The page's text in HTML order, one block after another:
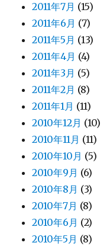
2011年7月 (15)
2011年6月 (7)
2011年5月 (13)
2011年4月 (4)
2011年3月 (5)
2011年2月 (8)
2011年1月 (11)
2010年12月 (10)
2010年11月 (11)
2010年10月 (5)
2010年9月 (6)
2010年8月 (3)
2010年7月 (8)
2010年6月 (2)
2010年5月 (8)